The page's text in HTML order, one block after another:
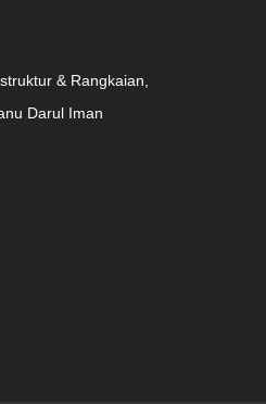
& Rangkaian,
Darul Iman